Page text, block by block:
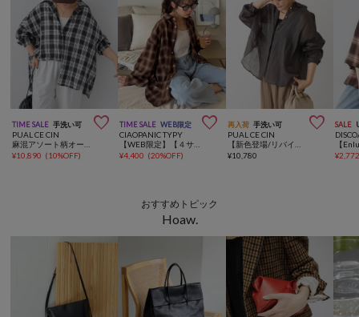
TIME SALE 手洗い可 
PUAL CE CIN
¥10,890 (10%OFF)
TIME SALE WEB限定 
CIAOPANIC TYPY
¥4,400 (20%OFF)
再入荷 手洗い可 
PUAL CE CIN
¥10,780
SALE
¥
おすすめトピック
Hoaw.